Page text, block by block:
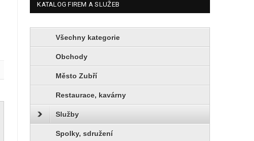
KATALOG FIREM A SLUŽEB
Všechny kategorie
Obchody
Město Zubří
Restaurace, kavárny
Služby
Spolky, sdružení